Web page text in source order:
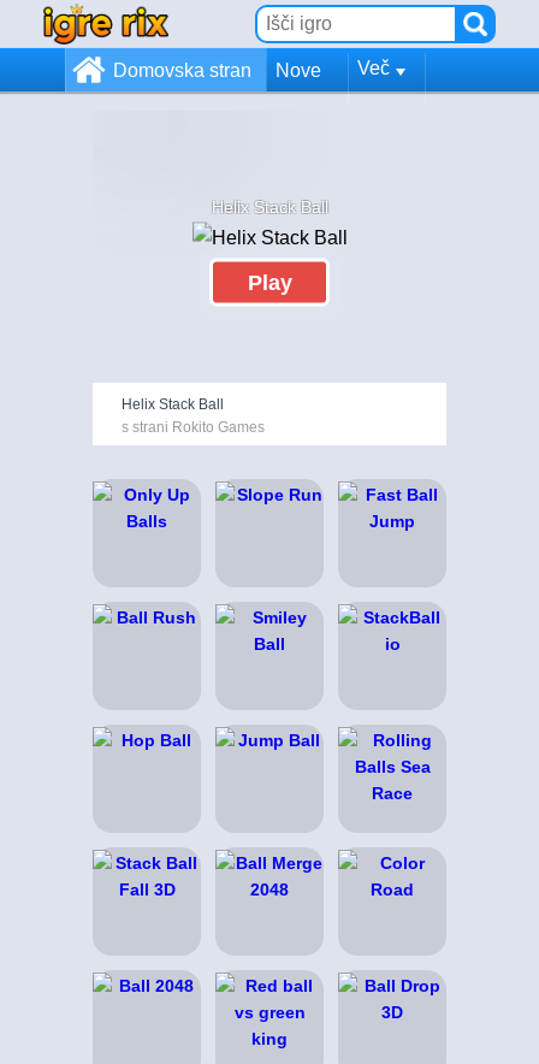
Domovska stran Nove Več
Helix Stack Ball
Play
Helix Stack Ball
s strani Rokito Games